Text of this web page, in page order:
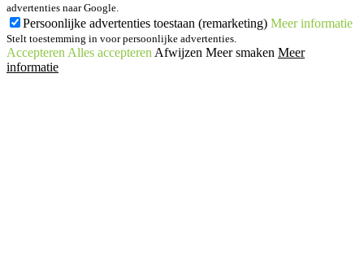
advertenties naar Google.
Persoonlijke advertenties toestaan (remarketing) Meer informatie
Stelt toestemming in voor persoonlijke advertenties.
Accepteren Alles accepteren Afwijzen Meer smaken Meer
informatie